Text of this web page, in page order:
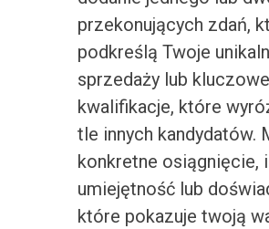
przekonujących zdań,
podkreślą Twoje
sprzedaży lub kluczowe
kwalifikacje, które
tle innych kandydatów.
konkretne osiągnięcie,
umiejętność lub
które pokazuje twoją